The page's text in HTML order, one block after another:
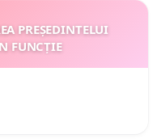
PREȘEDINTELUI
FUNCȚIE